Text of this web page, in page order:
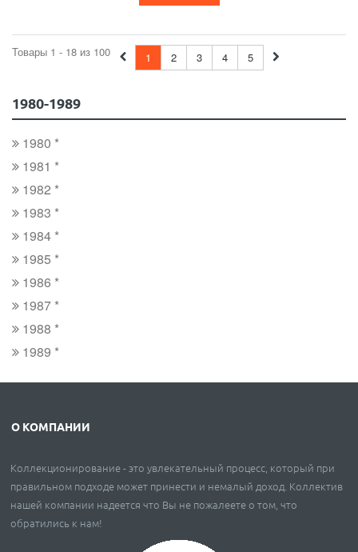
Товары 1 - 18 из 100 1 2 3 4 5
1980-1989
1980 *
1981 *
1982 *
1983 *
1984 *
1985 *
1986 *
1987 *
1988 *
1989 *
О КОМПАНИИ
Коллекционирование - это увлекательный процесс, который при
правильном подходе может принести и немалый доход. Коллектив
нашей компании надеется что Вы не пожалеете о том, что
обратились к нам!